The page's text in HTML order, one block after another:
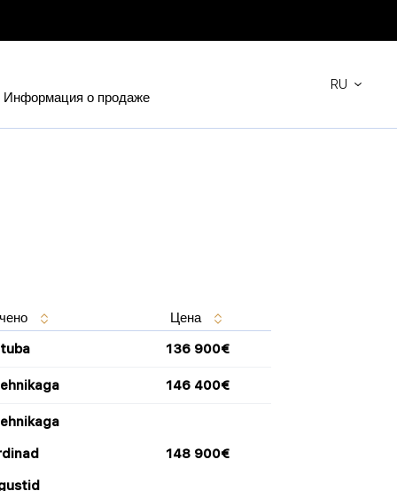
Информация о продаже
RU
Цена
136 900€
146 400€
148 900€